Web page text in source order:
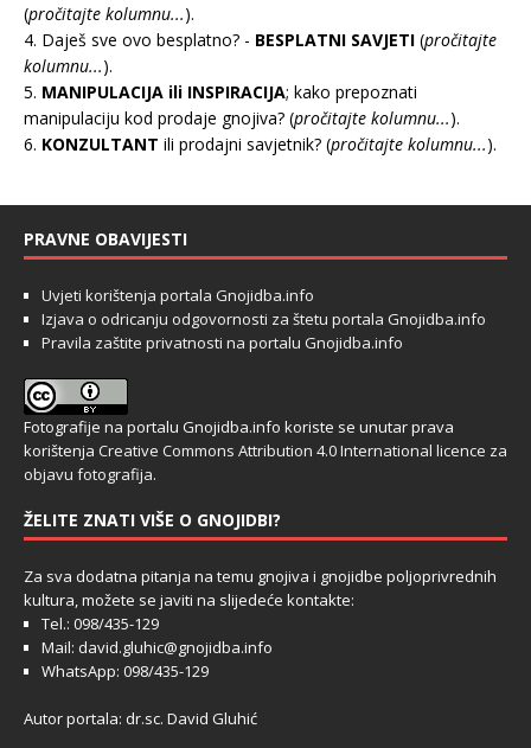
(pročitajte kolumnu...).
4. Daješ sve ovo besplatno? - BESPLATNI SAVJETI (pročitajte
kolumnu...).
5. MANIPULACIJA ili INSPIRACIJA; kako prepoznati
manipulaciju kod prodaje gnojiva? (pročitajte kolumnu...).
6. KONZULTANT ili prodajni savjetnik? (pročitajte kolumnu...).
PRAVNE OBAVIJESTI
Uvjeti korištenja portala Gnojidba.info
Izjava o odricanju odgovornosti za štetu portala Gnojidba.info
Pravila zaštite privatnosti na portalu Gnojidba.info
Fotografije na portalu Gnojidba.info koriste se unutar prava
korištenja Creative Commons Attribution 4.0 International licence za
objavu fotografija.
ŽELITE ZNATI VIŠE O GNOJIDBI?
Za sva dodatna pitanja na temu gnojiva i gnojidbe poljoprivrednih
kultura, možete se javiti na slijedeće kontakte:
Tel.: 098/435-129
Mail: david.gluhic@gnojidba.info
WhatsApp: 098/435-129
Autor portala: dr.sc. David Gluhić